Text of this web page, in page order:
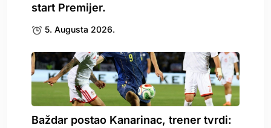
start Premijer.
5. Augusta 2026.
Baždar postao Kanarinac, trener tvrdi: